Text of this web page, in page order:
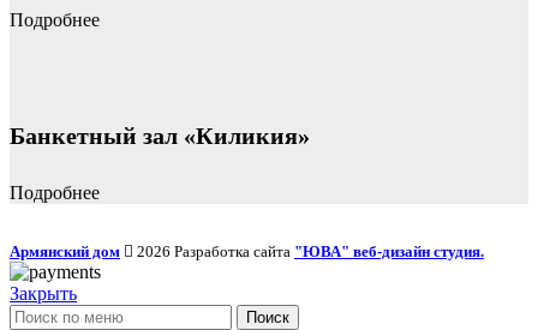
Подробнее
Банкетный зал «Киликия»
Подробнее
Армянский дом 2026 Разработка сайта "ЮВА" веб-дизайн студия.
Закрыть
Поиск